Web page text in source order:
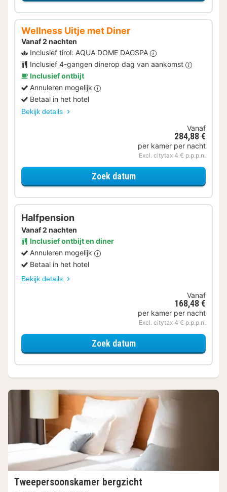
Wellness Uitje met Diner
Vanaf 2 nachten
Inclusief tirol: AQUA DOME DAGSPA
Inclusief 4-gangen dinerop dag van aankomst
Inclusief ontbijt
Annuleren mogelijk
Betaal in het hotel
Bekijk details
Vanaf
284,88 €
per kamer per nacht
Excl. citytax 4 € p.p.p.n.
Zoek datumvoor Wellness Uitje met
Halfpension
Vanaf 2 nachten
Annuleren mogelijk
Betaal in het hotel
Inclusief ontbijt en diner
Bekijk details
Vanaf
168,48 €
per kamer per nacht
Excl. citytax 4 € p.p.p.n.
Zoek datumvoor Kleine
Tweepersoonskamer bergzicht